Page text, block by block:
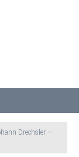
Drechsler –